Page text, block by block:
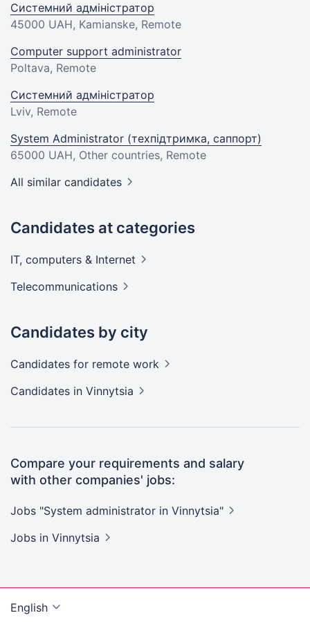
Системний адміністратор
45000 UAH, Kamianske, Remote
Computer support administrator
Poltava, Remote
Системний адміністратор
Lviv, Remote
System Administrator (техпідтримка, саппорт)
65000 UAH, Other countries, Remote
All similar candidates
Candidates at categories
IT, computers & Internet
Telecommunications
Candidates by city
Candidates for remote work
Candidates in Vinnytsia
Compare your requirements and salary
with other companies' jobs:
Jobs "System administrator in Vinnytsia"
Jobs in Vinnytsia
English